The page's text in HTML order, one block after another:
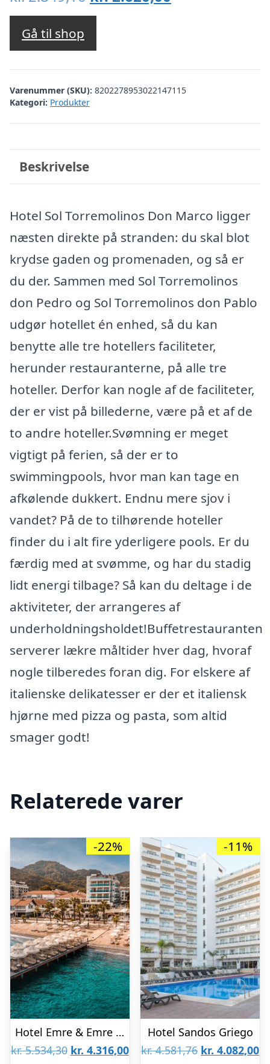
oprindelige
var:
kr. 2.849,10.kr. 2.620,00.
Gå til shop
Varenummer (SKU): 8202278953022147115
Kategori: Produkter
Beskrivelse
Hotel Sol Torremolinos Don Marco ligger
næsten direkte på stranden: du skal blot
krydse gaden og promenaden, og så er
du der. Sammen med Sol Torremolinos
don Pedro og Sol Torremolinos don Pablo
udgør hotellet én enhed, så du kan
benytte alle tre hotellers faciliteter,
herunder restauranterne, på alle tre
hoteller. Derfor kan nogle af de faciliteter,
der er vist på billederne, være på et af de
to andre hoteller.Svømning er meget
vigtigt på ferien, så der er to
swimmingpools, hvor man kan tage en
afkølende dukkert. Endnu mere sjov i
vandet? På de to tilhørende hoteller
finder du i alt fire yderligere pools. Er du
færdig med at svømme, og har du stadig
lidt energi tilbage? Så kan du deltage i de
aktiviteter, der arrangeres af
underholdningsholdet!Buffetrestauranten
serverer lækre måltider hver dag, hvoraf
nogle tilberedes foran dig. For elskere af
italienske delikatesser er der et italiensk
hjørne med pizza og pasta, som altid
smager godt!
Relaterede varer
-22%
Hotel Emre & Emre Beach
kr.5.534,30 Den
kr. 4.316,00Den
-11%
Hotel Sandos Griego
kr.4.581,76 Den
kr. 4.082,00